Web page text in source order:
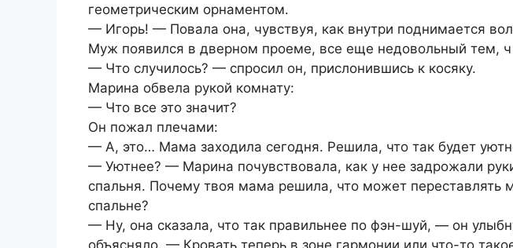
геометрическим орнаментом.
— Игорь! — Повала она, чувствуя, как внутри поднимается
Муж появился в дверном проеме, все еще недовольный тем, ч
— Что случилось? — спросил он, прислонившись к косяку.
Марина обвела рукой комнату:
— Что все это значит?
Он пожал плечами:
— А, это… Мама заходила сегодня. Решила, что так будет
— Уютнее? — Марина почувствовала, как у нее задрожали
спальня. Почему твоя мама решила, что может переставлять
спальне?
— Ну, она сказала, что так правильнее по фэн-шуй, — он
объясняло. — Кровать теперь в зоне гармонии или что-то